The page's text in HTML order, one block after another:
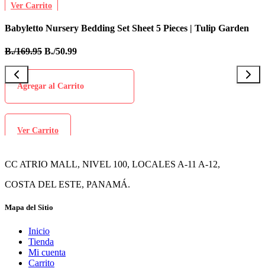
Ver Carrito
Babyletto Nursery Bedding Set Sheet 5 Pieces | Tulip Garden
B./169.95 B./50.99
Agregar al Carrito
Ver Carrito
CC ATRIO MALL, NIVEL 100, LOCALES A-11 A-12,
COSTA DEL ESTE, PANAMÁ.
Mapa del Sitio
Inicio
Tienda
Mi cuenta
Carrito